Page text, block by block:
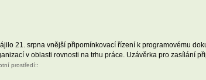
21. srpna vnější připomínkovací řízení k programovému
v oblasti rovnosti na trhu práce. Uzávěrka pro zasílání
prostředí::